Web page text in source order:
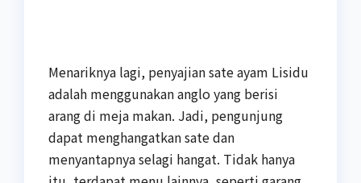
Menariknya lagi, penyajian sate ayam Lisidu
adalah menggunakan anglo yang berisi
arang di meja makan. Jadi, pengunjung
dapat menghangatkan sate dan
menyantapnya selagi hangat. Tidak hanya